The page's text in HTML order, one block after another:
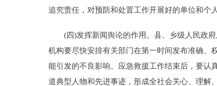
追究责任，对预防和处置工作开展好的单位和个
(四)发挥新闻舆论的作用。县、乡级人民政府
机构要尽快安排有关部门在第一时间发布准确、
能引发的不良影响。应急救援工作结束后，要认
道典型人物和先进事迹，形成全社会关心、理解